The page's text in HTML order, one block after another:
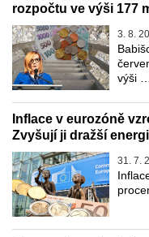
rozpočtu ve výši 177
3. 8.
výši …
Inflace v eurozóně
Zvyšují ji dražší
31. 7.